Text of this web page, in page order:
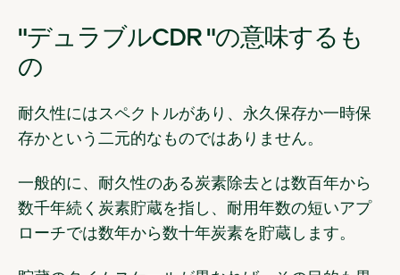
"デュラブルCDR "の意味するも
の
耐久性にはスペクトルがあり、永久保存か一時保
存かという二元的なものではありません。
一般的に、耐久性のある炭素除去とは数百年から
数千年続く炭素貯蔵を指し、耐用年数の短いアプ
ローチでは数年から数十年炭素を貯蔵します。